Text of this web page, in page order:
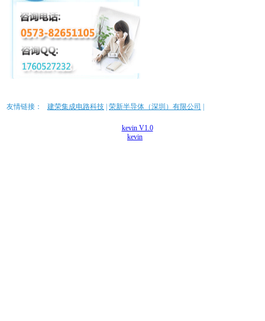
友情链接： 建荣集成电路科技 荣新半导体（深圳）有限公司
kevin V1.0
kevin